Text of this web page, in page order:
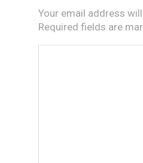
Your email address
Required fields are